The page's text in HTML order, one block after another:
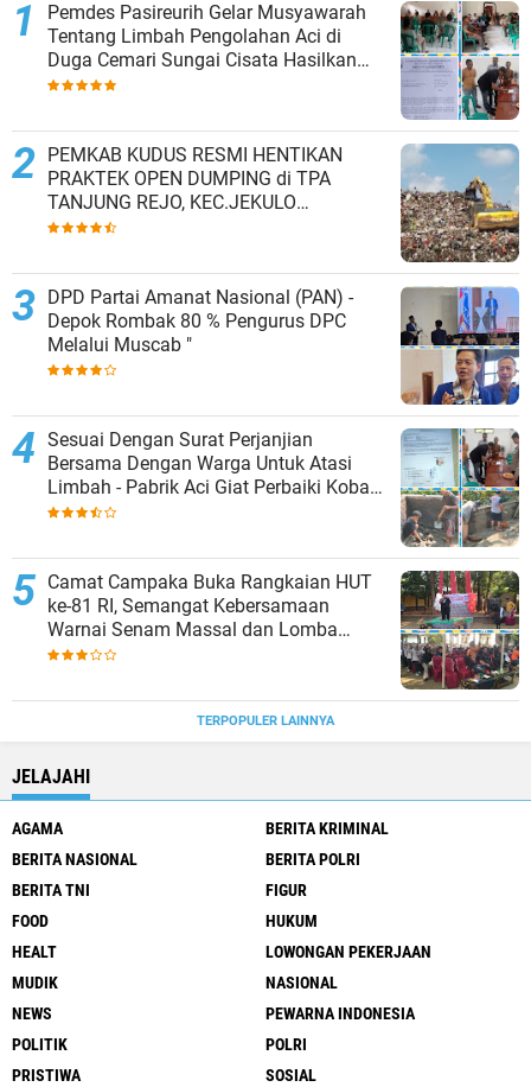
Pemdes Pasireurih Gelar Musyawarah
Tentang Limbah Pengolahan Aci di
Duga Cemari Sungai Cisata Hasilkan
Kesepakatan Tutup Sementara
PEMKAB KUDUS RESMI HENTIKAN
PRAKTEK OPEN DUMPING di TPA
TANJUNG REJO, KEC.JEKULO
KAB.KUDUS,BERLAKUKAN SISTEM
DPD Partai Amanat Nasional (PAN) -
Depok Rombak 80 % Pengurus DPC
Melalui Muscab "
Sesuai Dengan Surat Perjanjian
Bersama Dengan Warga Untuk Atasi
Limbah - Pabrik Aci Giat Perbaiki Kobak
Penampungan Air
Camat Campaka Buka Rangkaian HUT
ke-81 RI, Semangat Kebersamaan
Warnai Senam Massal dan Lomba
Karaoke Perangkat Desa
TERPOPULER LAINNYA
JELAJAHI
AGAMA
BERITA KRIMINAL
BERITA NASIONAL
BERITA POLRI
BERITA TNI
FIGUR
FOOD
HUKUM
HEALT
LOWONGAN PEKERJAAN
MUDIK
NASIONAL
NEWS
PEWARNA INDONESIA
POLITIK
POLRI
PRISTIWA
SOSIAL